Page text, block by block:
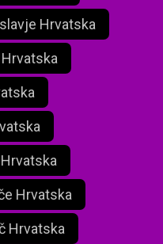
Hrvatska
Hrvatska
Hrvatska